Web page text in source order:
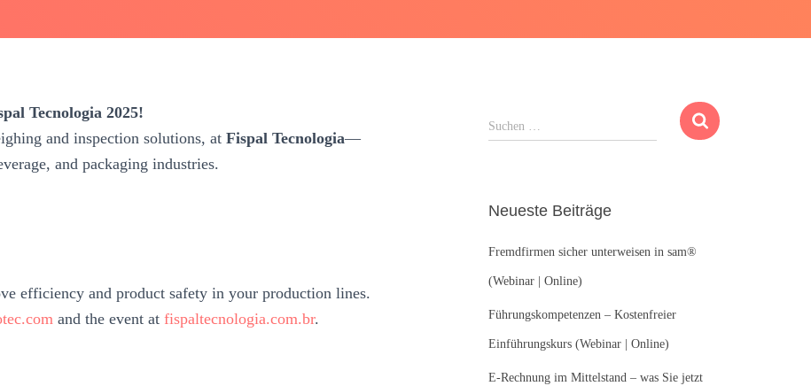
Tecnologia 2025!
and inspection solutions, at Fispal Tecnologia—
and packaging industries.
efficiency and product safety in your production lines.
and the event at fispaltecnologia.com.br.
u
n
a
c
:
Suchen …
Neueste Beiträge
Fremdfirmen sicher unterweisen in sam®
(Webinar | Online)
Führungskompetenzen – Kostenfreier
Einführungskurs (Webinar | Online)
E-Rechnung im Mittelstand – was Sie jetzt